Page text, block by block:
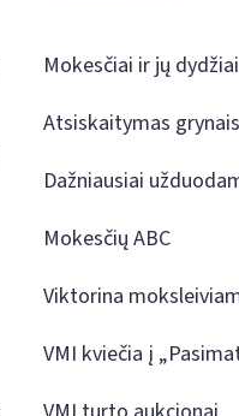
Mokesčiai ir jų dydžiai
Atsiskaitymas
Dažniausiai
Mokesčių ABC
Viktorina
VMI kviečia į